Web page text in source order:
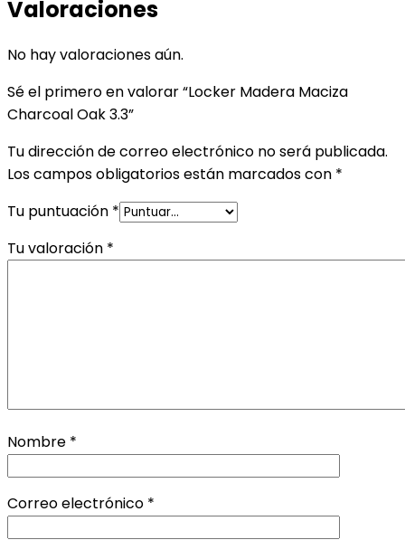
Valoraciones
No hay valoraciones aún.
Sé el primero en valorar “Locker Madera Maciza
Charcoal Oak 3.3”
Tu dirección de correo electrónico no será publicada.
Los campos obligatorios están marcados con *
Tu puntuación *
Tu valoración *
Nombre *
Correo electrónico *